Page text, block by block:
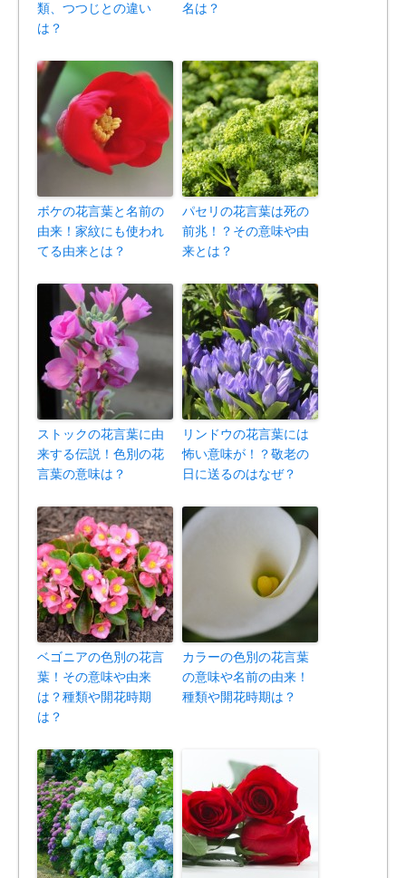
類、つつじとの違い
は？
名は？
ボケの花言葉と名前の
由来！家紋にも使われ
てる由来とは？
パセリの花言葉は死の
前兆！？その意味や由
来とは？
ストックの花言葉に由
来する伝説！色別の花
言葉の意味は？
リンドウの花言葉には
怖い意味が！？敬老の
日に送るのはなぜ？
ベゴニアの色別の花言
葉！その意味や由来
は？種類や開花時期
は？
カラーの色別の花言葉
の意味や名前の由来！
種類や開花時期は？